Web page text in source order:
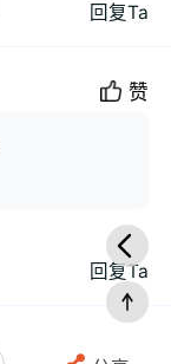
回复Ta
赞
回复Ta